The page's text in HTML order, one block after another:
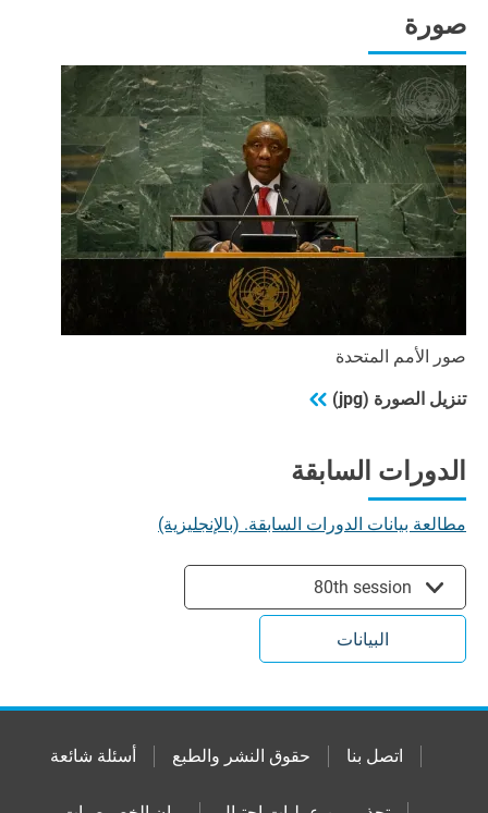
صورة
صور الأمم المتحدة
تنزيل الصورة (jpg)
الدورات السابقة
مطالعة بيانات الدورات السابقة. (بالإنجليزية)
80th session
البيانات
اتصل بنا حقوق النشر والطبع أسئلة شائعة